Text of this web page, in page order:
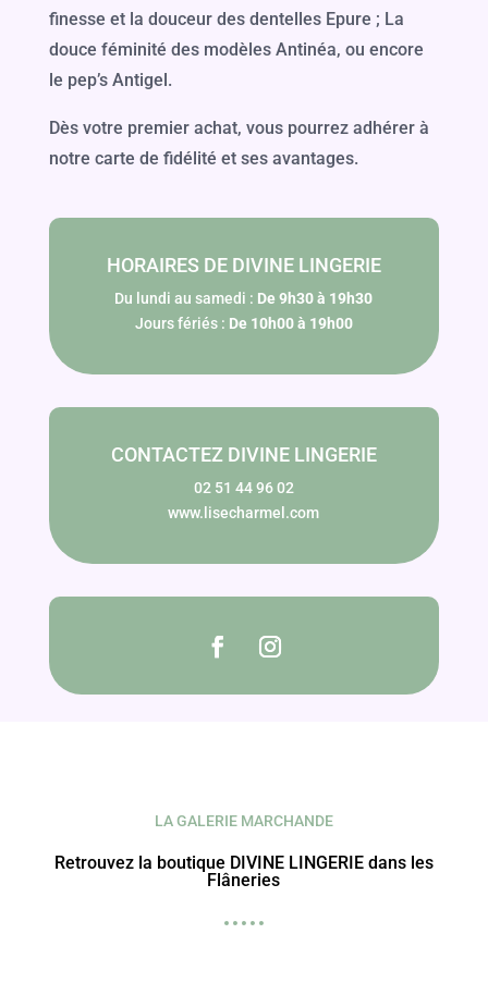
finesse et la douceur des dentelles Epure ; La
douce féminité des modèles Antinéa, ou encore
le pep’s Antigel.
Dès votre premier achat, vous pourrez adhérer à
notre carte de fidélité et ses avantages.
HORAIRES DE DIVINE LINGERIE
Du lundi au samedi : De 9h30 à 19h30
Jours fériés : De 10h00 à 19h00
CONTACTEZ DIVINE LINGERIE
02 51 44 96 02
www.lisecharmel.com
LA GALERIE MARCHANDE
Retrouvez la boutique DIVINE LINGERIE dans les
Flâneries